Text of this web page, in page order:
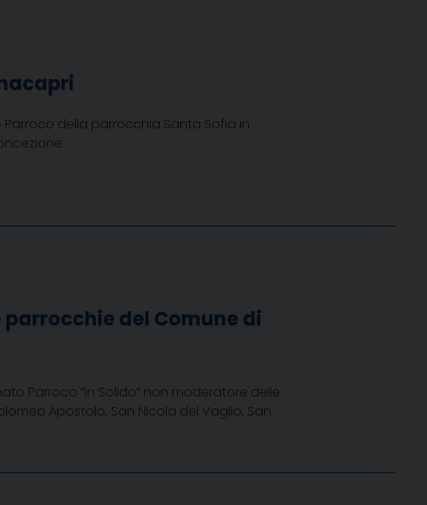
della parrocchia Santa Sofia in
.
del Comune di
Parroco “in Solido” non moderatore delle
Apostolo, San Nicola del Vaglio, San